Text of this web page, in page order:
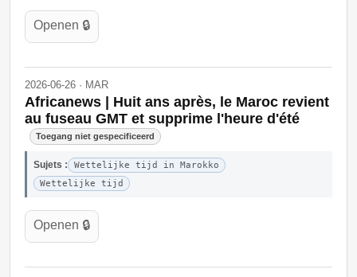
Openen 🔒
2026-06-26 · MAR
Africanews | Huit ans après, le Maroc revient
au fuseau GMT et supprime l'heure d'été
Toegang niet gespecificeerd
Sujets :
Wettelijke tijd in Marokko
Wettelijke tijd
Openen 🔒